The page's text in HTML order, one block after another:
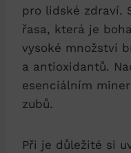
pro lidské zdraví.
řasa, která je
vysoké množství
a antioxidantů.
esenciálním
zubů.
Při je důležité si